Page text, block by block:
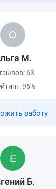
М.
63
95%
работу
Б.